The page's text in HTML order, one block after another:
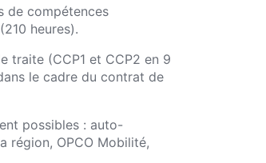
de compétences
heures).
traite (CCP1 et CCP2 en 9
le cadre du contrat de
possibles : auto-
région, OPCO Mobilité,